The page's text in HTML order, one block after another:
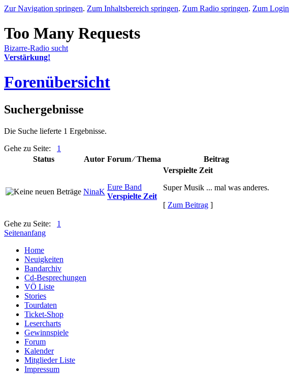
Zur Navigation springen. Zum Inhaltsbereich springen. Zum Radio springen. Zum
Bizarre-Radio sucht
Verstärkung!
Forenübersicht
Suchergebnisse
Die Suche lieferte 1 Ergebnisse.
Gehe zu Seite: 1
Status
Autor Forum ⁄ Thema Beitrag
NinaK
Eure Band
Verspielte Zeit
Verspielte Zeit
Super Musik ... mal was anderes.
[ Zum Beitrag ]
Gehe zu Seite: 1
Seitenanfang
Home
Neuigkeiten
Bandarchiv
Cd-Besprechungen
VÖ Liste
Stories
Tourdaten
Ticket-Shop
Lesercharts
Gewinnspiele
Forum
Kalender
Mitglieder Liste
Impressum